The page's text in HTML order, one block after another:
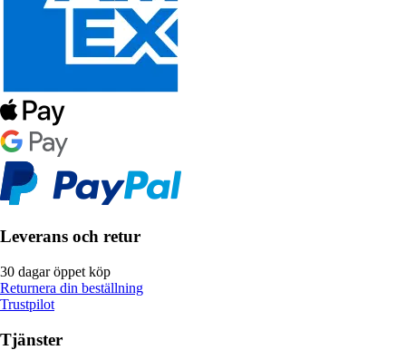
Leverans och retur
30 dagar öppet köp
Returnera din beställning
Trustpilot
Tjänster